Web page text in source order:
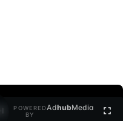
POWERED
BY
AdhubMedia